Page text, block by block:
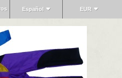
EUR
Español